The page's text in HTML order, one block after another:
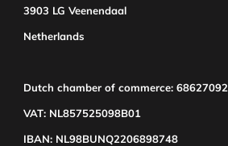
3903 LG Veenendaal
Netherlands
Dutch chamber of commerce: 68627092
VAT: NL857525098B01
IBAN: NL98BUNQ2206898748